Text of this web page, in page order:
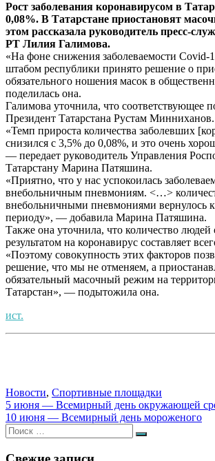
Рост заболевания коронавирусом в
0,08%. В Татарстане приостановят
этом рассказала руководитель пресс-
РТ Лилия Галимова.
«На фоне снижения заболеваемости
штабом республики принято решение о
обязательного ношения масок в
поделилась она.
Галимова уточнила, что соответствующее
Президент Татарстана Рустам Минниханов.
«Темп прироста количества заболевших
снизился с 3,5% до 0,08%, и это очень
— передает руководитель Управления
Татарстану Марина Патяшина.
«Приятно, что у нас успокоилась
внебольничным пневмониям. <…>
внебольничными пневмониями вернулось
периоду», — добавила Марина Патяшина.
Также она уточнила, что количество
результатом на коронавирус составляет
«Поэтому совокупность этих факторов
решение, что мы не отменяем, а
обязательный масочный режим на
Татарстан», — подытожила она.
ист.
Новости, Спортивные площадки
Навигация
по
5 июня — Всемирный день окружающей
10 июня — Всемирный день мороженого
Искать:
Поиск